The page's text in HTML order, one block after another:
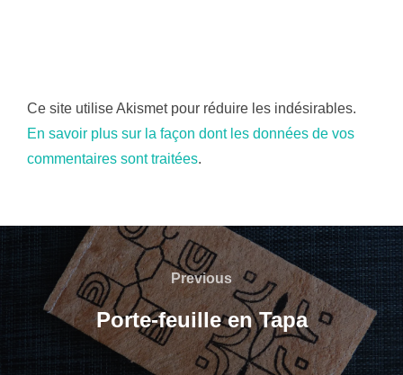
Ce site utilise Akismet pour réduire les indésirables.
En savoir plus sur la façon dont les données de vos
commentaires sont traitées.
Navigation
l’article
Previous
Previous
Porte-feuille en Tapa